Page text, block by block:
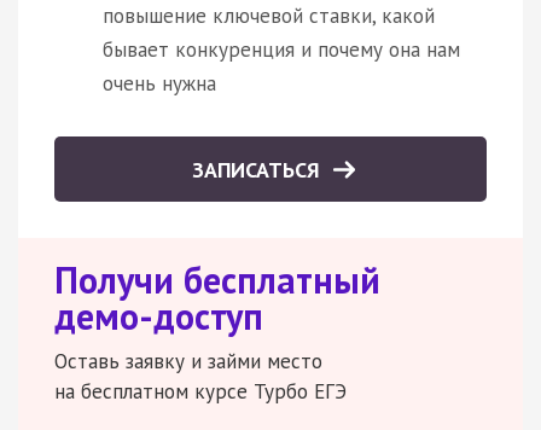
повышение ключевой ставки, какой
бывает конкуренция и почему она нам
очень нужна
ЗАПИСАТЬСЯ
Получи бесплатный
демо-доступ
Оставь заявку и займи место
на бесплатном курсе Турбо ЕГЭ